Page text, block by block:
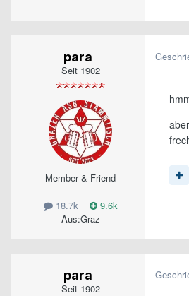
para
Seit 1902
Member & Friend
18.7k
9.6k
Aus:Graz
para
Seit 1902